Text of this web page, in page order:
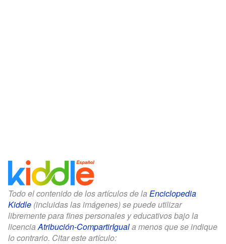
Todo el contenido de los artículos de la Enciclopedia
Kiddle (incluidas las imágenes) se puede utilizar
libremente para fines personales y educativos bajo la
licenciaAtribución-CompartirIguala menos que se indique
lo contrario. Citar este artículo: